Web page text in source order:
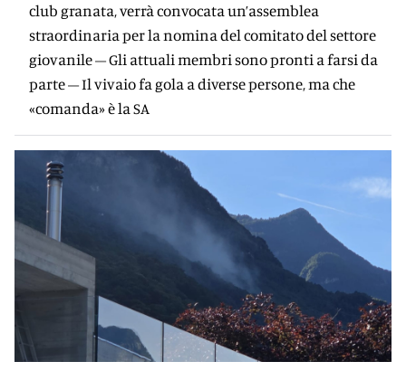
club granata, verrà convocata un’assemblea
straordinaria per la nomina del comitato del settore
giovanile – Gli attuali membri sono pronti a farsi da
parte – Il vivaio fa gola a diverse persone, ma che
«comanda» è la SA